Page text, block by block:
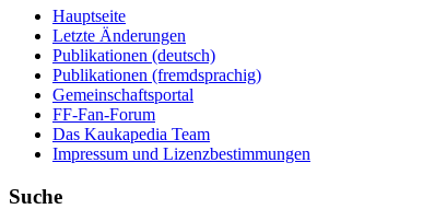
Hauptseite
Letzte Änderungen
Publikationen (deutsch)
Publikationen (fremdsprachig)
Gemeinschaftsportal
FF-Fan-Forum
Das Kaukapedia Team
Impressum und Lizenzbestimmungen
Suche